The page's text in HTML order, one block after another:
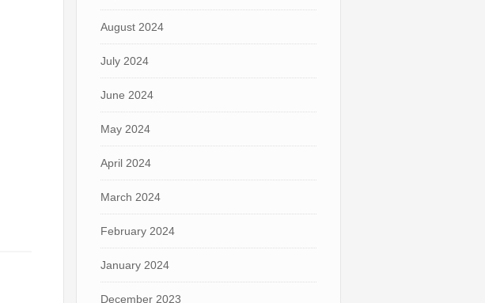
August 2024
July 2024
June 2024
May 2024
April 2024
March 2024
February 2024
January 2024
December 2023